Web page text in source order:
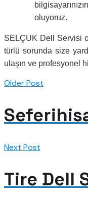
oluyoruz.
SELÇUK Dell Servisi
türlü sorunda size
ulaşın ve profesyonel
Older Post
Next Post
Tire Dell